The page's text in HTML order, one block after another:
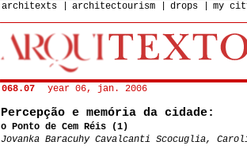
architexts
architectourism drops my
068.07 year 06, jan. 2006
Percepção e memória da cidade:
o Ponto de Cem Réis (1)
Jovanka Baracuhy Cavalcanti Scocuglia,